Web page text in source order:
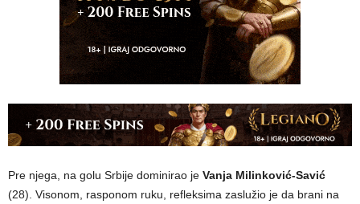
Pre njega, na golu Srbije dominirao je Vanja Milinković-Savić
(28). Visonom, rasponom ruku, refleksima zaslužio je da brani na